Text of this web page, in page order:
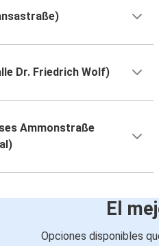
Dr. Friedrich Wolf)
Ammonstraße
El
Opciones disponibles